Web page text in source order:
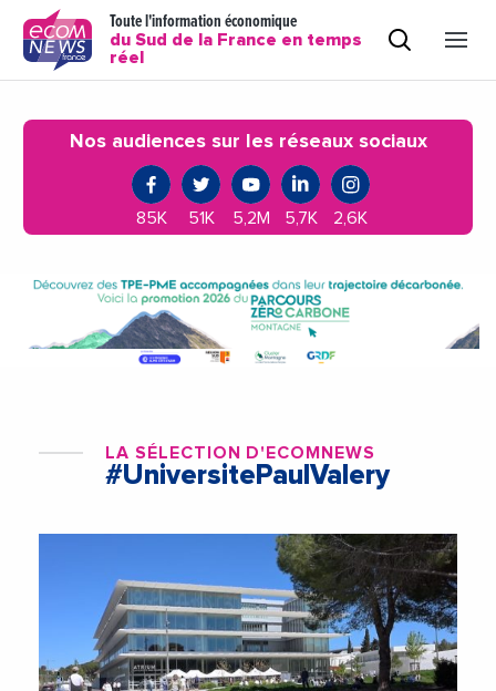
Toute l'information économique
du Sud de la France en temps
réel
Nos audiences sur les réseaux sociaux
85K 51K 5,2M 5,7K 2,6K
LA SÉLECTION D'ECOMNEWS
#UniversitePaulValery